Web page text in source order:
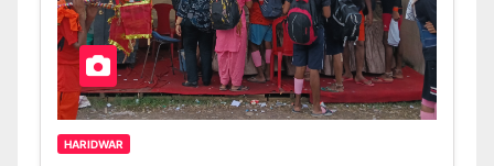
HARIDWAR